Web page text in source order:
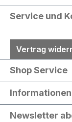
Service und
Vertrag
Shop Service
Informationen
Newsletter